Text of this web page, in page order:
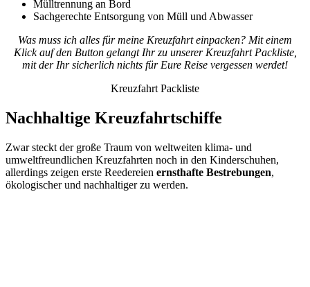
Mülltrennung an Bord
Sachgerechte Entsorgung von Müll und Abwasser
Was muss ich alles für meine Kreuzfahrt einpacken? Mit einem
Klick auf den Button gelangt Ihr zu unserer Kreuzfahrt Packliste,
mit der Ihr sicherlich nichts für Eure Reise vergessen werdet!
Kreuzfahrt Packliste
Nachhaltige Kreuzfahrtschiffe
Zwar steckt der große Traum von weltweiten klima- und
umweltfreundlichen Kreuzfahrten noch in den Kinderschuhen,
allerdings zeigen erste Reedereien ernsthafte Bestrebungen,
ökologischer und nachhaltiger zu werden.